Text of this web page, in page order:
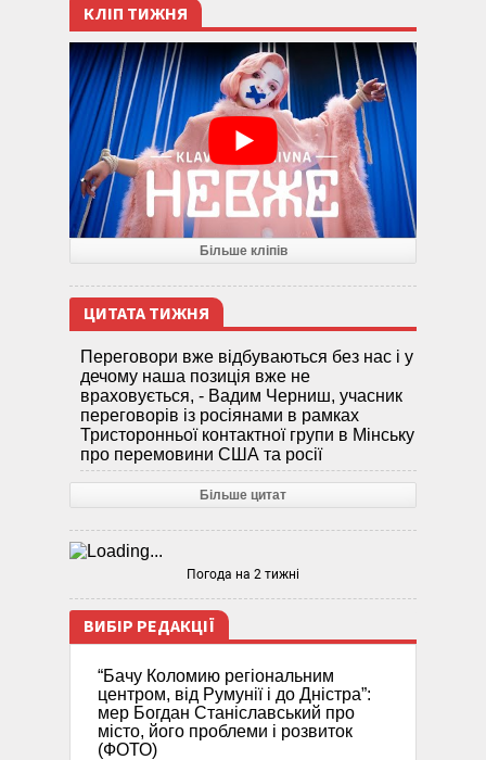
КЛІП ТИЖНЯ
Більше кліпів
ЦИТАТА ТИЖНЯ
Переговори вже відбуваються без нас і у
дечому наша позиція вже не
враховується, - Вадим Черниш, учасник
переговорів із росіянами в рамках
Тристоронньої контактної групи в Мінську
про перемовини США та росії
Більше цитат
Погода на 2 тижні
ВИБІР РЕДАКЦІЇ
“Бачу Коломию регіональним
центром, від Румунії і до Дністра”:
мер Богдан Станіславський про
місто, його проблеми і розвиток
(ФОТО)